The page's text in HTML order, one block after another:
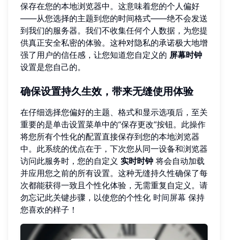
保存在您的本地浏览器中。这意味着您的个人偏好
——从您选择的主题到您的时间格式——绝不会发送
到我们的服务器。我们不收集任何个人数据，为您提
供真正安全私密的体验。这种对隐私的承诺极大地增
强了用户的信任感，让您知道您自定义的 屏幕时钟
设置是您自己的。
确保设置持久生效，带来无缝使用体验
在仔细选择您偏好的主题、格式和显示选项后，至关
重要的是单击设置菜单中的“保存更改”按钮。此操作
将您所有个性化的配置直接保存到您的本地浏览器
中。此系统的优点在于，下次您从同一设备和浏览器
访问此服务时，您的自定义 实时时钟 将会自动加载
并应用您之前的所有设置。这种无缝持久性确保了每
次都能获得一致且个性化体验，无需重复自定义。请
勿忘记此关键步骤，以使您的个性化 时间屏幕 保持
您喜欢的样子！